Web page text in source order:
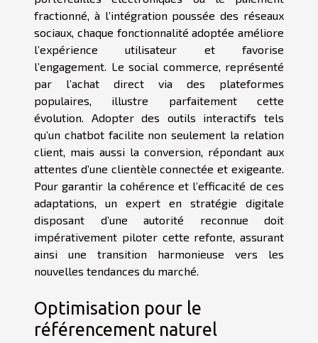
fractionné, à l’intégration poussée des réseaux
sociaux, chaque fonctionnalité adoptée améliore
l’expérience utilisateur et favorise
l’engagement. Le social commerce, représenté
par l’achat direct via des plateformes
populaires, illustre parfaitement cette
évolution. Adopter des outils interactifs tels
qu’un chatbot facilite non seulement la relation
client, mais aussi la conversion, répondant aux
attentes d’une clientèle connectée et exigeante.
Pour garantir la cohérence et l’efficacité de ces
adaptations, un expert en stratégie digitale
disposant d’une autorité reconnue doit
impérativement piloter cette refonte, assurant
ainsi une transition harmonieuse vers les
nouvelles tendances du marché.
Optimisation pour le
référencement naturel